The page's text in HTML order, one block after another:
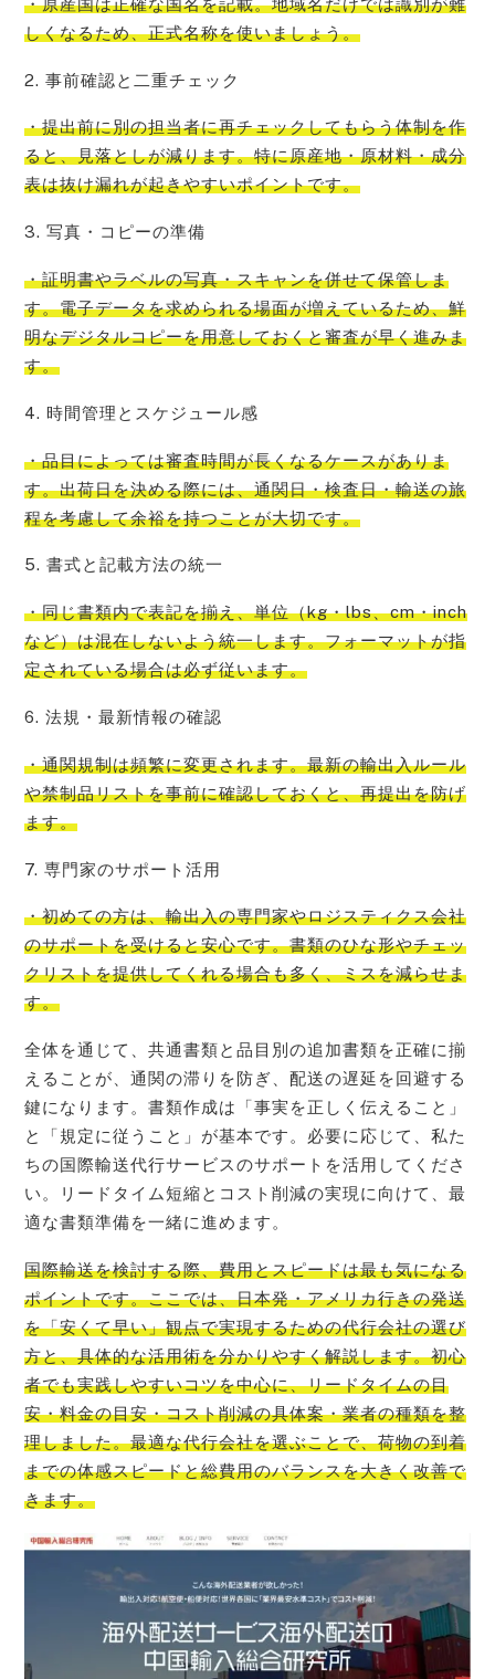
しくなるため、正式名称を使いましょう。
2. 事前確認と二重チェック
・提出前に別の担当者に再チェックしてもらう体制を作
ると、見落としが減ります。特に原産地・原材料・成分
表は抜け漏れが起きやすいポイントです。
3. 写真・コピーの準備
・証明書やラベルの写真・スキャンを併せて保管しま
す。電子データを求められる場面が増えているため、鮮
明なデジタルコピーを用意しておくと審査が早く進みま
す。
4. 時間管理とスケジュール感
・品目によっては審査時間が長くなるケースがありま
す。出荷日を決める際には、通関日・検査日・輸送の旅
程を考慮して余裕を持つことが大切です。
5. 書式と記載方法の統一
・同じ書類内で表記を揃え、単位（kg・lbs、cm・inch
など）は混在しないよう統一します。フォーマットが指
定されている場合は必ず従います。
6. 法規・最新情報の確認
・通関規制は頻繁に変更されます。最新の輸出入ルール
や禁制品リストを事前に確認しておくと、再提出を防げ
ます。
7. 専門家のサポート活用
・初めての方は、輸出入の専門家やロジスティクス会社
のサポートを受けると安心です。書類のひな形やチェッ
クリストを提供してくれる場合も多く、ミスを減らせま
す。
全体を通じて、共通書類と品目別の追加書類を正確に揃
えることが、通関の滞りを防ぎ、配送の遅延を回避する
鍵になります。書類作成は「事実を正しく伝えること」
と「規定に従うこと」が基本です。必要に応じて、私た
ちの国際輸送代行サービスのサポートを活用してくださ
い。リードタイム短縮とコスト削減の実現に向けて、最
適な書類準備を一緒に進めます。
国際輸送を検討する際、費用とスピードは最も気になる
ポイントです。ここでは、日本発・アメリカ行きの発送
を「安くて早い」観点で実現するための代行会社の選び
方と、具体的な活用術を分かりやすく解説します。初心
者でも実践しやすいコツを中心に、リードタイムの目
安・料金の目安・コスト削減の具体案・業者の種類を整
理しました。最適な代行会社を選ぶことで、荷物の到着
までの体感スピードと総費用のバランスを大きく改善で
きます。